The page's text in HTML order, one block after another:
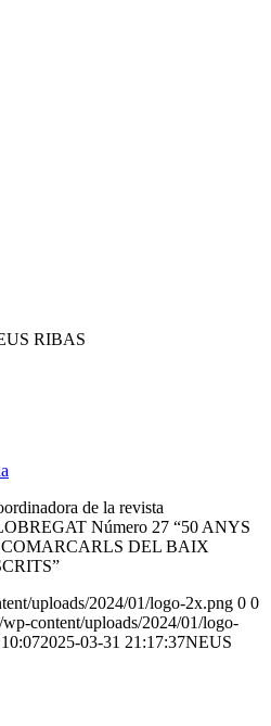
RIBAS
de la revista
Número 27 “50 ANYS
DEL BAIX
uploads/2024/01/logo-2x.png 0 0
content/uploads/2024/01/logo-
2025-03-31 21:17:37NEUS